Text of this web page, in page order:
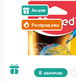
Акция
Распродажа
В наличии